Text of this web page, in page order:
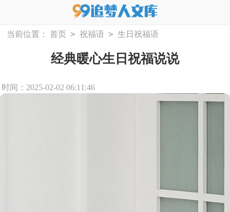
当前位置： 首页 > 祝福语 > 生日祝福语
经典暖心生日祝福说说
时间：2025-02-02 06:11:46